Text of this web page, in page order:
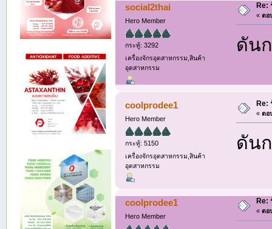
social2thai
Hero Member
กระทู้: 3292
เครื่องจักรอุตสาหกรรม,สินค้า
อุตสาหกรรม
Re:
« ตอ
ดัน
coolprodee1
Hero Member
กระทู้: 5150
เครื่องจักรอุตสาหกรรม,สินค้า
อุตสาหกรรม
Re:
« ตอ
ดัน
coolprodee1
Hero Member
Re:
« ตอ